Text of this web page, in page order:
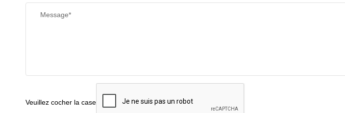
Message*
Veuillez cocher la case